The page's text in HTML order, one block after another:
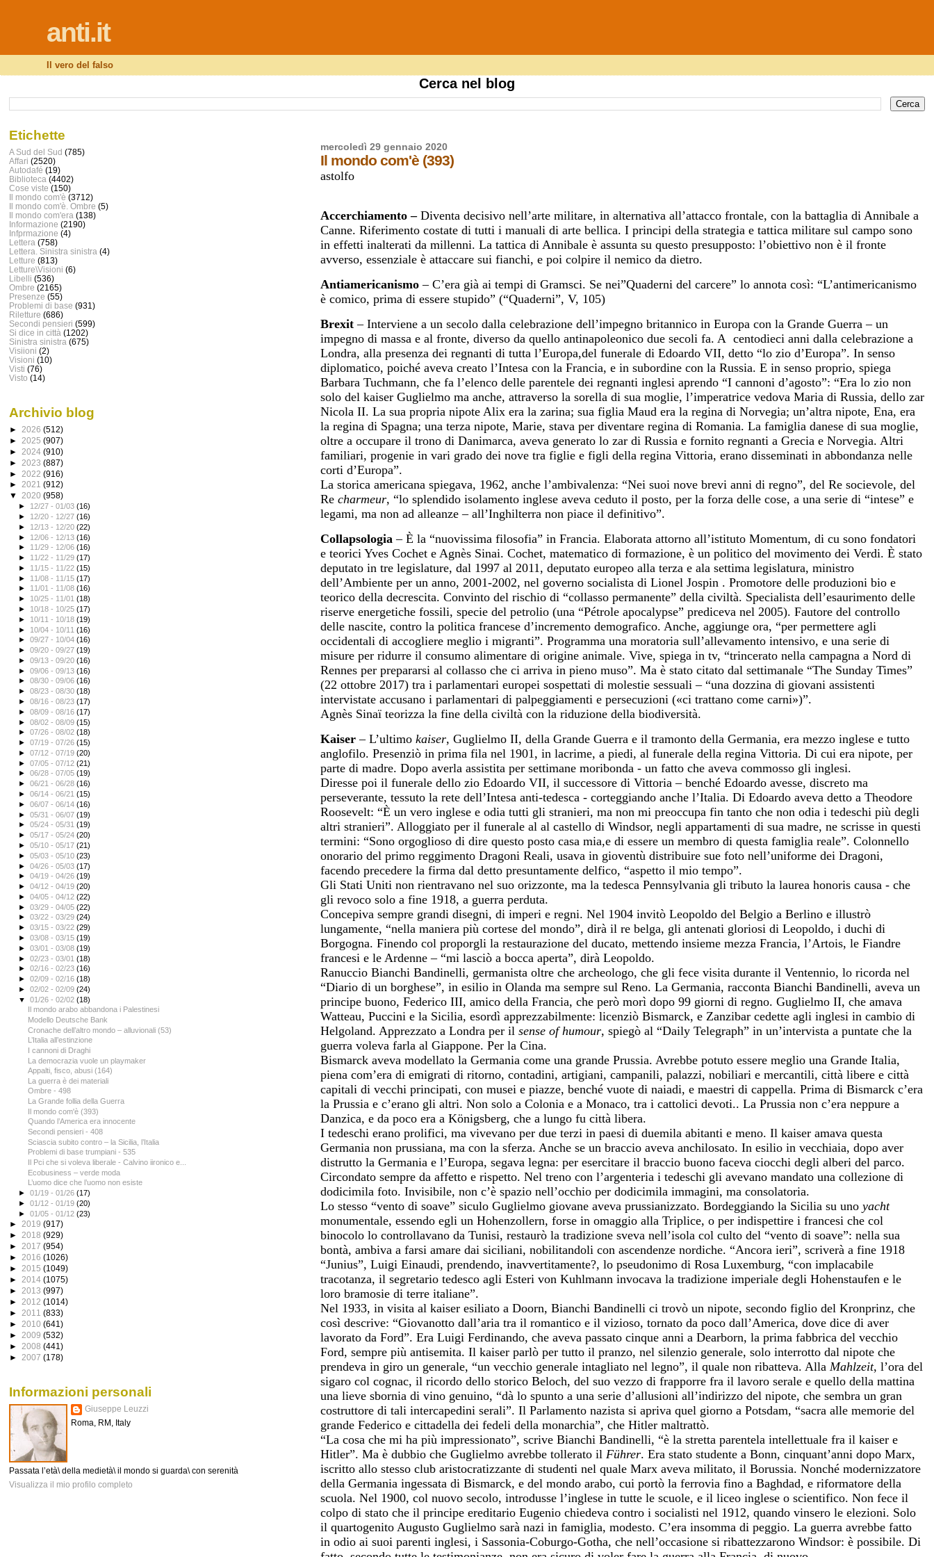
anti.it
Il vero del falso
Cerca nel blog
mercoledì 29 gennaio 2020
Il mondo com'è (393)
astolfo
Accerchiamento –Diventa decisivo nell’arte militare, in alternativa all’attacco frontale, con la battaglia di Annibale a
Canne. Riferimento costate di tutti i manuali di arte bellica. I principi della strategia e tattica militare sul campo sono
in effetti inalterati da millenni. La tattica di Annibale è assunta su questo presupposto: l’obiettivo non è il fronte
avverso, essenziale è attaccare sui fianchi, e poi colpire il nemico da dietro.
Antiamericanismo – C’era già ai tempi di Gramsci. Se nei”Quaderni del carcere” lo annota così: “L’antimericanismo
è comico, prima di essere stupido” (“Quaderni”, V, 105)
Brexit– Interviene a un secolo dalla celebrazione dell’impegno britannico in Europa con la Grande Guerra – un
impegno di massa e al fronte, diverso da quello antinapoleonico due secoli fa. A
centodieci anni dalla celebrazione a
Londra, alla presenza dei regnanti di tutta l’Europa,del funerale di Edoardo VII, detto “lo zio d’Europa”. In senso
diplomatico, poiché aveva creato l’Intesa con la Francia, e in subordine con la Russia. E in senso proprio, spiega
Barbara Tuchmann, che fa l’elenco delle parentele dei regnanti inglesi aprendo “I cannoni d’agosto”: “Era lo zio non
solo del kaiser Guglielmo ma anche, attraverso la sorella di sua moglie, l’imperatrice vedova Maria di Russia, dello zar
Nicola II. La sua propria nipote Alix era la zarina; sua figlia Maud era la regina di Norvegia; un’altra nipote, Ena, era
la regina di Spagna; una terza nipote, Marie, stava per diventare regina di Romania. La famiglia danese di sua moglie,
oltre a occupare il trono di Danimarca, aveva generato lo zar di Russia e fornito regnanti a Grecia e Norvegia. Altri
familiari, progenie in vari grado dei nove tra figlie e figli della regina Vittoria, erano disseminati in abbondanza nelle
corti d’Europa”.
La storica americana spiegava, 1962, anche l’ambivalenza: “Nei suoi nove brevi anni di regno”, del Re socievole, del
Recharmeur, “lo splendido isolamento inglese aveva ceduto il posto, per la forza delle cose, a una serie di “intese” e
legami, ma non ad alleanze – all’Inghilterra non piace il definitivo”.
Collapsologia – È la “nuovissima filosofia” in Francia. Elaborata attorno all’istituto Momentum, di cu sono fondatori
e teorici Yves Cochet e Agnès Sinai. Cochet, matematico di formazione, è un politico del movimento dei Verdi. È stato
deputato in tre legislature, dal 1997 al 2011, deputato europeo alla terza e ala settima legislatura, ministro
dell’Ambiente per un anno, 2001-2002, nel governo socialista di Lionel Jospin . Promotore delle produzioni bio e
teorico della decrescita. Convinto del rischio di “collasso permanente” della civiltà. Specialista dell’esaurimento delle
riserve energetiche fossili, specie del petrolio (una “Pétrole apocalypse” prediceva nel 2005). Fautore del controllo
delle nascite, contro la politica francese d’incremento demografico. Anche, aggiunge ora, “per permettere agli
occidentali di accogliere meglio i migranti”. Programma una moratoria sull’allevamento intensivo, e una serie di
misure per ridurre il consumo alimentare di origine animale. Vive, spiega in tv, “trincerato nella campagna a Nord di
Rennes per prepararsi al collasso che ci arriva in pieno muso”. Ma è stato citato dal settimanale “The Sunday Times”
(22 ottobre 2017) tra i parlamentari europei sospettati di molestie sessuali – “una dozzina di giovani assistenti
intervistate accusano i parlamentari di palpeggiamenti e persecuzioni («ci trattano come carni»)”.
Agnès Sinaï teorizza la fine della civiltà con la riduzione della biodiversità.
Kaiser – L’ultimo kaiser, Guglielmo II, della Grande Guerra e il tramonto della Germania, era mezzo inglese e tutto
anglofilo. Presenziò in prima fila nel 1901, in lacrime, a piedi, al funerale della regina Vittoria. Di cui era nipote, per
parte di madre. Dopo averla assistita per settimane moribonda - un fatto che aveva commosso gli inglesi.
Diresse poi il funerale dello zio Edoardo VII, il successore di Vittoria – benché Edoardo avesse, discreto ma
perseverante, tessuto la rete dell’Intesa anti-tedesca - corteggiando anche l’Italia. Di Edoardo aveva detto a Theodore
Roosevelt: “È un vero inglese e odia tutti gli stranieri, ma non mi preoccupa fin tanto che non odia i tedeschi più degli
altri stranieri”. Alloggiato per il funerale al al castello di Windsor, negli appartamenti di sua madre, ne scrisse in questi
termini: “Sono orgoglioso di dire questo posto casa mia,e di essere un membro di questa famiglia reale”. Colonnello
onorario del primo reggimento Dragoni Reali, usava in gioventù distribuire sue foto nell’uniforme dei Dragoni,
facendo precedere la firma dal detto presuntamente delfico, “aspetto il mio tempo”.
Gli Stati Uniti non rientravano nel suo orizzonte, ma la tedesca Pennsylvania gli tributo la laurea honoris causa - che
gli revoco solo a fine 1918, a guerra perduta.
Concepiva sempre grandi disegni, di imperi e regni. Nel 1904 invitò Leopoldo del Belgio a Berlino e illustrò
lungamente, “nella maniera più cortese del mondo”, dirà il re belga, gli antenati gloriosi di Leopoldo, i duchi di
Borgogna. Finendo col proporgli la restaurazione del ducato, mettendo insieme mezza Francia, l’Artois, le Fiandre
francesi e le Ardenne – “mi lasciò a bocca aperta”, dirà Leopoldo.
Ranuccio Bianchi Bandinelli, germanista oltre che archeologo, che gli fece visita durante il Ventennio, lo ricorda nel
“Diario di un borghese”, in esilio in Olanda ma sempre sul Reno. La Germania, racconta Bianchi Bandinelli, aveva un
principe buono, Federico III, amico della Francia, che però morì dopo 99 giorni di regno. Guglielmo II, che amava
Watteau, Puccini e la Sicilia, esordì apprezzabilmente: licenziò Bismarck, e Zanzibar cedette agli inglesi in cambio di
Helgoland. Apprezzato a Londra per ilsense of humour, spiegò al “Daily Telegraph” in un’intervista a puntate che la
guerra voleva farla al Giappone. Per la Cina.
Bismarck aveva modellato la Germania come una grande Prussia. Avrebbe potuto essere meglio una Grande Italia,
piena com’era di emigrati di ritorno, contadini, artigiani, campanili, palazzi, nobiliari e mercantili, città libere e città
capitali di vecchi principati, con musei e piazze, benché vuote di naiadi, e maestri di cappella. Prima di Bismarck c’era
la Prussia e c’erano gli altri. Non solo a Colonia e a Monaco, tra i cattolici devoti.. La Prussia non c’era neppure a
Danzica, e da poco era a Königsberg, che a lungo fu città libera.
I tedeschi erano prolifici, ma vivevano per due terzi in paesi di duemila abitanti e meno. Il kaiser amava questa
Germania non prussiana, ma con la sferza. Anche se un braccio aveva anchilosato. In esilio in vecchiaia, dopo aver
distrutto la Germania e l’Europa, segava legna: per esercitare il braccio buono faceva ciocchi degli alberi del parco.
Circondato sempre da affetto e rispetto. Nel treno con l’argenteria i tedeschi gli avevano mandato una collezione di
dodicimila foto. Invisibile, non c’è spazio nell’occhio per dodicimila immagini, ma consolatoria.
Lo stesso “vento di soave” siculo Guglielmo giovane aveva prussianizzato. Bordeggiando la Sicilia su unoyacht
monumentale, essendo egli un Hohenzollern, forse in omaggio alla Triplice, o per indispettire i francesi che col
binocolo lo controllavano da Tunisi, restaurò la tradizione sveva nell’isola col culto del “vento di soave”: nella sua
bontà, ambiva a farsi amare dai siciliani, nobilitandoli con ascendenze nordiche. “Ancora ieri”, scriverà a fine 1918
“Junius”, Luigi Einaudi, prendendo, inavvertitamente?, lo pseudonimo di Rosa Luxemburg, “con implacabile
tracotanza, il segretario tedesco agli Esteri von Kuhlmann invocava la tradizione imperiale degli Hohenstaufen e le
loro bramosie di terre italiane”.
Nel 1933, in visita al kaiser esiliato a Doorn, Bianchi Bandinelli ci trovò un nipote, secondo figlio del Kronprinz, che
così descrive: “Giovanotto dall’aria tra il romantico e il vizioso, tornato da poco dall’America, dove dice di aver
lavorato da Ford”. Era Luigi Ferdinando, che aveva passato cinque anni a Dearborn, la prima fabbrica del vecchio
Ford, sempre più antisemita. Il kaiser parlò per tutto il pranzo, nel silenzio generale, solo interrotto dal nipote che
prendeva in giro un generale, “un vecchio generale intagliato nel legno”, il quale non ribatteva. Alla Mahlzeit, l’ora del
sigaro col cognac, il ricordo dello storico Beloch, del suo vezzo di frapporre fra il lavoro serale e quello della mattina
una lieve sbornia di vino genuino, “dà lo spunto a una serie d’allusioni all’indirizzo del nipote, che sembra un gran
costruttore di tali intercapedini serali”. Il Parlamento nazista si apriva quel giorno a Potsdam, “sacra alle memorie del
grande Federico e cittadella dei fedeli della monarchia”, che Hitler maltrattò.
“La cosa che mi ha più impressionato”, scrive Bianchi Bandinelli, “è la stretta parentela intellettuale fra il kaiser e
Hitler”. Ma è dubbio che Guglielmo avrebbe tollerato il Führer. Era stato studente a Bonn, cinquant’anni dopo Marx,
iscritto allo stesso club aristocratizzante di studenti nel quale Marx aveva militato, il Borussia. Nonché modernizzatore
della Germania ingessata di Bismarck, e del mondo arabo, cui portò la ferrovia fino a Baghdad, e riformatore della
scuola. Nel 1900, col nuovo secolo, introdusse l’inglese in tutte le scuole, e il liceo inglese o scientifico. Non fece il
colpo di stato che il principe ereditario Eugenio chiedeva contro i socialisti nel 1912, quando vinsero le elezioni. Solo
il quartogenito Augusto Guglielmo sarà nazi in famiglia, modesto. C’era insomma di peggio. La guerra avrebbe fatto
in odio ai suoi parenti inglesi, i Sassonia-Coburgo-Gotha, che nell’occasione si ribattezzarono Windsor: è possibile. Di
Etichette
A Sud del Sud (785)
Affari (2520)
Autodafé (19)
Biblioteca (4402)
Cose viste (150)
Il mondo com'è (3712)
Il mondo com'è. Ombre (5)
Il mondo com'era (138)
Informazione (2190)
Infprmazione (4)
Lettera (758)
Lettera. Sinistra sinistra (4)
Letture (813)
Letture\Visioni (6)
Libelli (536)
Ombre (2165)
Presenze (55)
Problemi di base (931)
Riletture (686)
Secondi pensieri (599)
Si dice in città (1202)
Sinistra sinistra (675)
Visiioni (2)
Visioni (10)
Visti (76)
Visto (14)
Archivio blog
► 2026 (512)
► 2025 (907)
► 2024 (910)
► 2023 (887)
► 2022 (916)
► 2021 (912)
▼ 2020 (958)
► 12/27 - 01/03(16)
► 12/20 - 12/27(16)
► 12/13 - 12/20(22)
► 12/06 - 12/13(16)
► 11/29 - 12/06(16)
► 11/22 - 11/29(17)
► 11/15 - 11/22(15)
► 11/08 - 11/15(17)
► 11/01 - 11/08(16)
► 10/25 - 11/01(18)
► 10/18 - 10/25(17)
► 10/11 - 10/18(19)
► 10/04 - 10/11(16)
►09/27 - 10/04(16)
►09/20 - 09/27(19)
►09/13 - 09/20(16)
►09/06 - 09/13(16)
►08/30 - 09/06(16)
►08/23 - 08/30(18)
►08/16 - 08/23(17)
►08/09 - 08/16(17)
►08/02 - 08/09(15)
►07/26 - 08/02(18)
►07/19 - 07/26(15)
►07/12 - 07/19(20)
►07/05 - 07/12(21)
►06/28 - 07/05(19)
►06/21 - 06/28(16)
►06/14 - 06/21(15)
►06/07 - 06/14(16)
►05/31 - 06/07(19)
►05/24 - 05/31(19)
►05/17 - 05/24(20)
►05/10 - 05/17(21)
►05/03 - 05/10(23)
►04/26 - 05/03(17)
►04/19 - 04/26(19)
►04/12 - 04/19(20)
►04/05 - 04/12(22)
►03/29 - 04/05(22)
►03/22 - 03/29(24)
►03/15 - 03/22(29)
►03/08 - 03/15(19)
►03/01 - 03/08(19)
►02/23 - 03/01(18)
►02/16 - 02/23(16)
►02/09 - 02/16(18)
►02/02 - 02/09(24)
▼01/26 - 02/02(18)
Il mondo arabo abbandona i Palestinesi
Modello Deutsche Bank
Cronache dell’altro mondo – alluvionali (53)
L’Italia all’estinzione
I cannoni di Draghi
La democrazia vuole un playmaker
Appalti, fisco, abusi (164)
La guerra è dei materiali
Ombre - 498
La Grande follia della Guerra
Il mondo com'è (393)
Quando l’America era innocente
Secondi pensieri - 408
Sciascia subito contro – la Sicilia, l’Italia
Problemi di base trumpiani - 535
Il Pci che si voleva liberale - Calvino iironico e...
Ecobusiness – verde moda
L’uomo dice che l’uomo non esiste
►01/19 - 01/26(17)
►01/12 - 01/19(20)
►01/05 - 01/12(23)
► 2019 (917)
► 2018 (929)
► 2017 (954)
► 2016 (1026)
► 2015 (1049)
► 2014 (1075)
► 2013 (997)
► 2012 (1014)
► 2011 (833)
► 2010 (641)
► 2009 (532)
► 2008 (441)
► 2007 (178)
Informazioni personali
Giuseppe Leuzzi
Roma, RM, Italy
Passata l’età\ della medietà\ il mondo si guarda\ con serenità
Visualizza il mio profilo completo